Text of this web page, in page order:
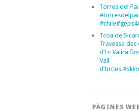
Torres del
Tosa de
Travessa des
d’En Valira
Vall
PÀGINES